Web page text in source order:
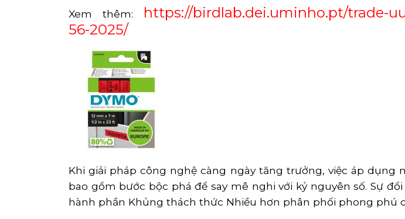
Xem thêm: https://birdlab.dei.uminho.pt/trade-
56-2025/
Khi giải pháp công nghệ càng ngày tăng trưởng, việc áp
bao gồm bước bộc phá để say mê nghi với kỷ nguyên số. Sự
hành phần Khủng thách thức Nhiều hơn phân phối phong phú